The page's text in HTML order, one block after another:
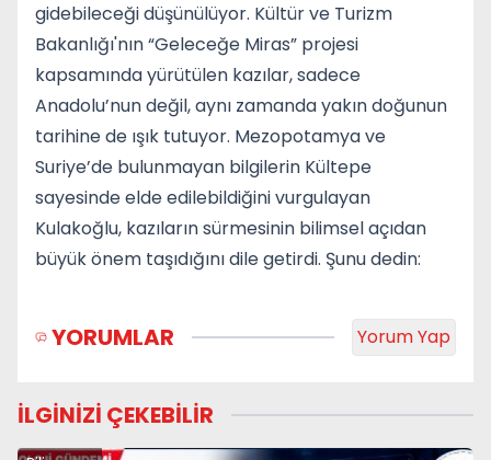
gidebileceği düşünülüyor. Kültür ve Turizm
Bakanlığı'nın “Geleceğe Miras” projesi
kapsamında yürütülen kazılar, sadece
Anadolu’nun değil, aynı zamanda yakın doğunun
tarihine de ışık tutuyor. Mezopotamya ve
Suriye’de bulunmayan bilgilerin Kültepe
sayesinde elde edilebildiğini vurgulayan
Kulakoğlu, kazıların sürmesinin bilimsel açıdan
büyük önem taşıdığını dile getirdi. Şunu dedin:
YORUMLAR Yorum Yap
İLGİNİZİ ÇEKEBİLİR